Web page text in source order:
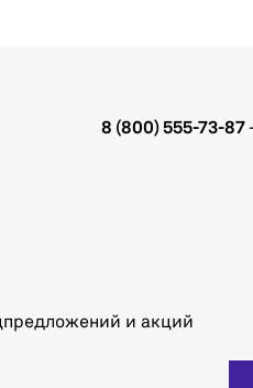
8 (800) 555-73-87
и акций